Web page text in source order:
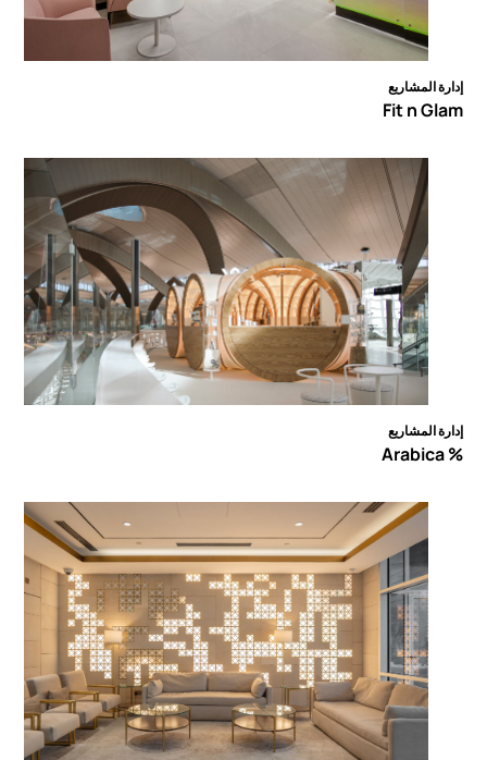
إدارة المشاريع
Fit n Glam
إدارة المشاريع
% Arabica